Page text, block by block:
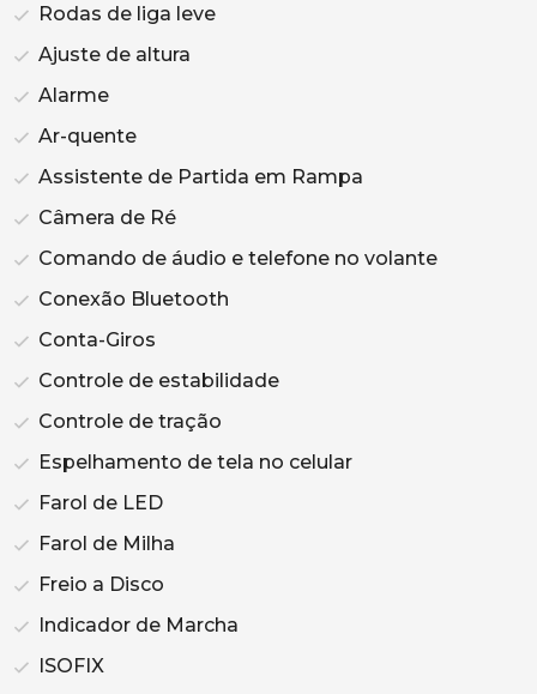
Rodas de liga leve
Ajuste de altura
Alarme
Ar-quente
Assistente de Partida em Rampa
Câmera de Ré
Comando de áudio e telefone no volante
Conexão Bluetooth
Conta-Giros
Controle de estabilidade
Controle de tração
Espelhamento de tela no celular
Farol de LED
Farol de Milha
Freio a Disco
Indicador de Marcha
ISOFIX